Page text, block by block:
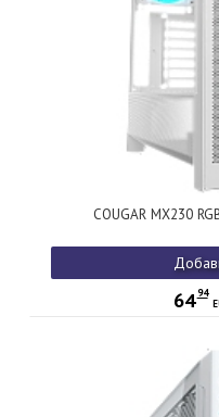
COUGAR MX230
64 94